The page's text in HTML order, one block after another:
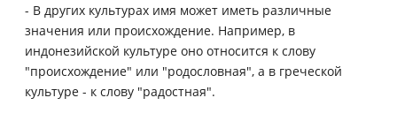
- В других культурах имя может иметь различные
значения или происхождение. Например, в
индонезийской культуре оно относится к слову
"происхождение" или "родословная", а в греческой
культуре - к слову "радостная".